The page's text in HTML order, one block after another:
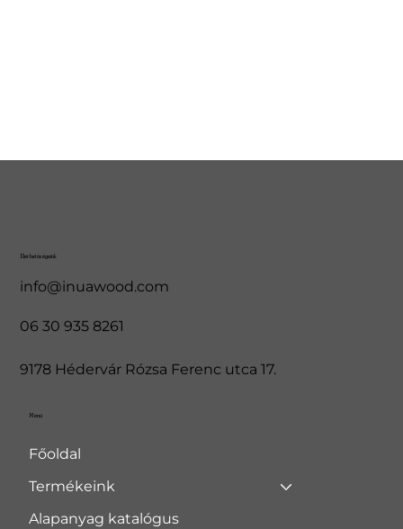
Elérhetőségeink
info@inuawood.com
06 30 935 8261
9178 Hédervár Rózsa Ferenc utca 17.
Menü
Főoldal
Termékeink
Alapanyag katalógus